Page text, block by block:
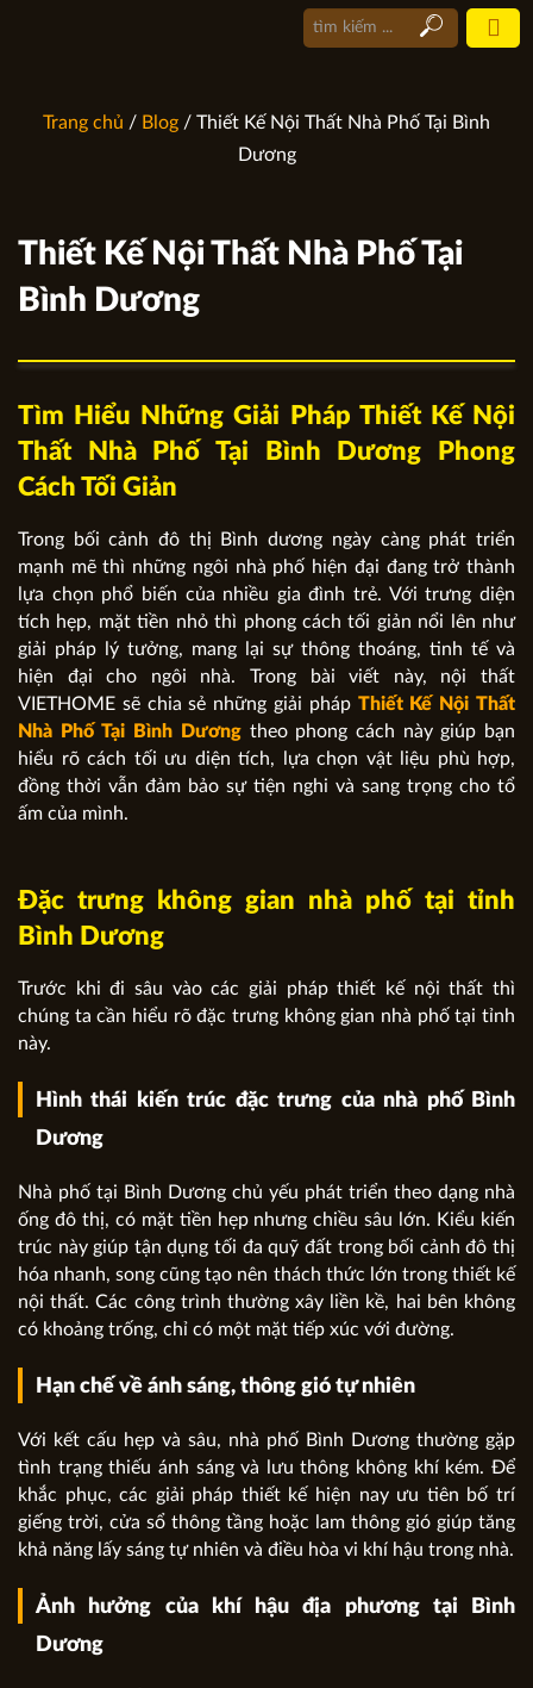
Trang chủ / Blog / Thiết Kế Nội Thất Nhà Phố Tại Bình
Dương
Thiết Kế Nội Thất Nhà Phố Tại
Bình Dương
Tìm Hiểu Những Giải Pháp Thiết Kế Nội
Thất Nhà Phố Tại Bình Dương Phong
Cách Tối Giản
Trong bối cảnh đô thị Bình dương ngày càng phát triển
mạnh mẽ thì những ngôi nhà phố hiện đại đang trở thành
lựa chọn phổ biến của nhiều gia đình trẻ. Với trưng diện
tích hẹp, mặt tiền nhỏ thì phong cách tối giản nổi lên như
giải pháp lý tưởng, mang lại sự thông thoáng, tinh tế và
hiện đại cho ngôi nhà. Trong bài viết này, nội thất
VIETHOME sẽ chia sẻ những giải pháp Thiết Kế Nội Thất
Nhà Phố Tại
Bình Dươngtheo phong cách này giúp bạn
hiểu rõ cách tối ưu diện tích, lựa chọn vật liệu phù hợp,
đồng thời vẫn đảm bảo sự tiện nghi và sang trọng cho tổ
ấm của mình.
Đặc trưng không gian nhà phố tại tỉnh
Bình Dương
Trước khi đi sâu vào các giải pháp thiết kế nội thất thì
chúng ta cần hiểu rõ đặc trưng không gian nhà phố tại tỉnh
này.
Hình thái kiến trúc đặc trưng của nhà phố Bình
Dương
Nhà phố tại Bình Dương chủ yếu phát triển theo dạng nhà
ống đô thị, có mặt tiền hẹp nhưng chiều sâu lớn. Kiểu kiến
trúc này giúp tận dụng tối đa quỹ đất trong bối cảnh đô thị
hóa nhanh, song cũng tạo nên thách thức lớn trong thiết kế
nội thất. Các công trình thường xây liền kề, hai bên không
có khoảng trống, chỉ có một mặt tiếp xúc với đường.
Hạn chế về ánh sáng, thông gió tự nhiên
Với kết cấu hẹp và sâu, nhà phố Bình Dương thường gặp
tình trạng thiếu ánh sáng và lưu thông không khí kém. Để
khắc phục, các giải pháp thiết kế hiện nay ưu tiên bố trí
giếng trời, cửa sổ thông tầng hoặc lam thông gió giúp tăng
khả năng lấy sáng tự nhiên và điều hòa vi khí hậu trong nhà.
Ảnh hưởng của khí hậu địa phương tại Bình
Dương